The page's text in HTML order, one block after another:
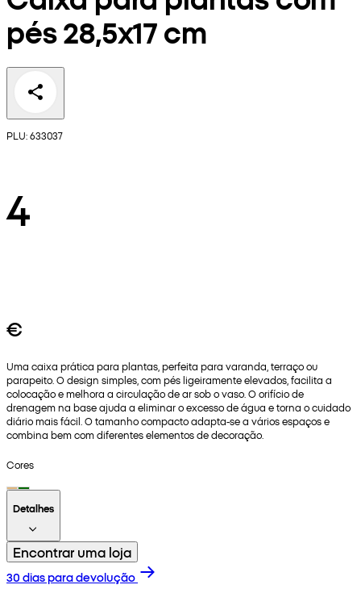
pés 28,5x17 cm
PLU: 633037
4
€
Uma caixa prática para plantas, perfeita para varanda, terraço ou
parapeito. O design simples, com pés ligeiramente elevados, facilita a
colocação e melhora a circulação de ar sob o vaso. O orifício de
drenagem na base ajuda a eliminar o excesso de água e torna o cuidado
diário mais fácil. O tamanho compacto adapta-se a vários espaços e
combina bem com diferentes elementos de decoração.
Cores
Detalhes
Encontrar uma loja
30 dias para devolução